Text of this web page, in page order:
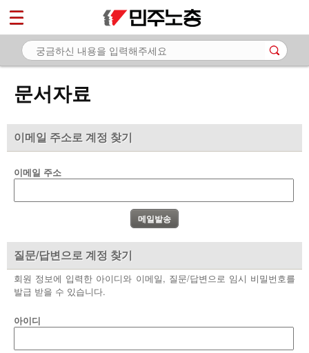
문서자료
이메일 주소로 계정 찾기
이메일 주소
질문/답변으로 계정 찾기
회원 정보에 입력한 아이디와 이메일, 질문/답변으로 임시 비밀번호를
발급 받을 수 있습니다.
아이디
마이페이지
소개
노동상담
자료
- 카드뉴스
부설기관